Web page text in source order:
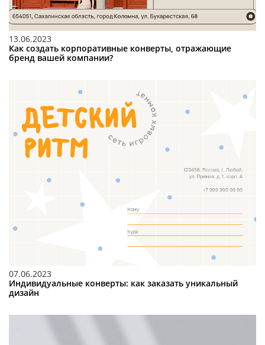
13.06.2023
Как создать корпоративные конверты, отражающие
бренд вашей компании?
07.06.2023
Индивидуальные конверты: как заказать уникальный
дизайн